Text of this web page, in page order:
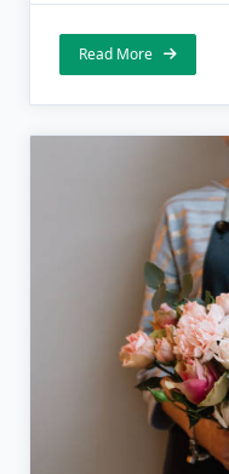
Read More